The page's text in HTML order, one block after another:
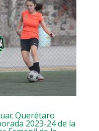
Querétaro
2023-24 de la